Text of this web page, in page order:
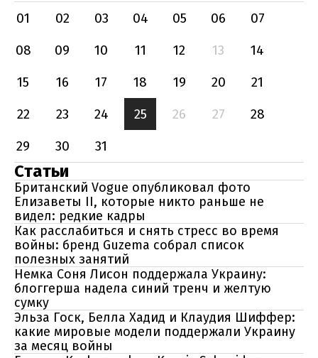
01
02 03 04 05 06
07
08
09 10 11 12 13
14
15
16 17 18 19 20
21
22
23 24 25 26 27
28
29
30 31
Статьи
Британский Vogue опубликовал фото
Елизаветы II, которые никто раньше не
видел: редкие кадры
Как расслабиться и снять стресс во время
войны: бренд Guzema собрал список
полезных занятий
Немка Соня Лисон поддержала Украину:
блоггерша надела синий тренч и желтую
сумку
Эльза Госк, Белла Хадид и Клаудия Шиффер:
какие мировые модели поддержали Украину
за месяц войны